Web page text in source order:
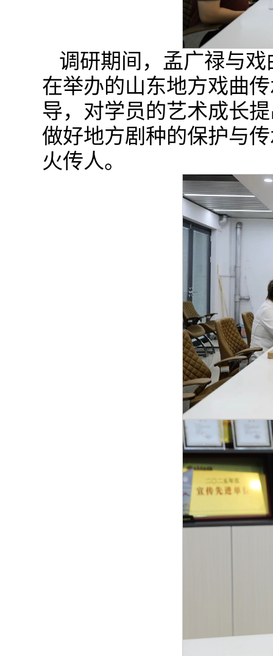
调研期间，孟广禄与
在举办的山东地方戏曲
导，对学员的艺术成长
做好地方剧种的保护与
火传人。